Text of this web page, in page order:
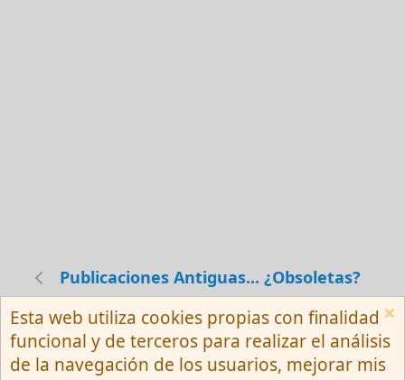
Publicaciones Antiguas... ¿Obsoletas?
Español (Neutro) Tu
Contactarnos
Términos y reglas
Privacy policy
Ayuda
R
Esta web utiliza cookies propias con finalidad
funcional y de terceros para realizar el análisis
de la navegación de los usuarios, mejorar mis